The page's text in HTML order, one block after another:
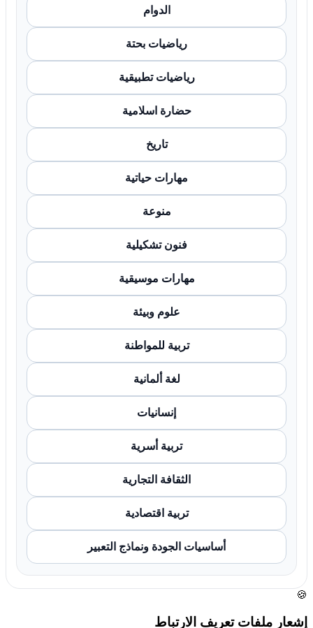
الدوام
رياضيات بحتة
رياضيات تطبيقية
حضارة اسلامية
تاريخ
مهارات حياتية
منوعة
فنون تشكيلية
مهارات موسيقية
علوم وبيئة
تربية للمواطنة
لغة ألمانية
إنسانيات
تربية أسرية
الثقافة التجارية
تربية اقتصادية
أساسيات الجودة ونماذج التعبير
🍪
إشعار ملفات تعريف الارتباط